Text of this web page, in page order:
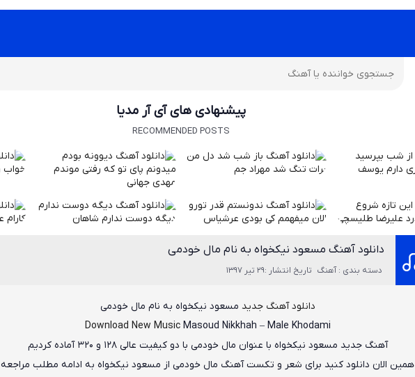
پیشنهادی های آی آر مدیا
RECOMMENDED POSTS
دانلود آهنگ مسعود نیکخواه به نام مال خودمی
دسته بندی : آهنگ تاریخ انتشار :29 تیر 1397
دانلود آهنگ جدید مسعود نیکخواه به نام مال خودمی
Download New Music Masoud Nikkhah – Male Khodami
آهنگ جدید مسعود نیکخواه با عنوان مال خودمی با دو کیفیت عالی ۱۲۸ و ۳۲۰ آماده کردیم
همین الان دانلود کنید برای شعر و تکست آهنگ مال خودمی از مسعود نیکخواه به ادامه مطلب مراجعه